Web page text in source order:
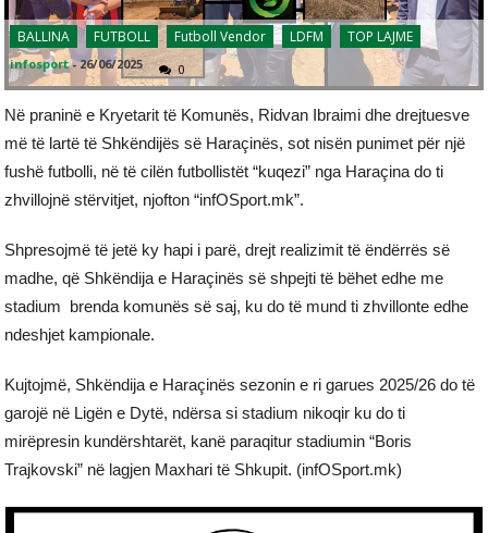
BALLINA FUTBOLL Futboll Vendor LDFM TOP LAJME
infosport -26/06/2025 0
Në praninë e Kryetarit të Komunës, Ridvan Ibraimi dhe drejtuesve
më të lartë të Shkëndijës së Haraçinës, sot nisën punimet për një
fushë futbolli, në të cilën futbollistët “kuqezi” nga Haraçina do ti
zhvillojnë stërvitjet, njofton “infOSport.mk”.
Shpresojmë të jetë ky hapi i parë, drejt realizimit të ëndërrës së
madhe, që Shkëndija e Haraçinës së shpejti të bëhet edhe me
stadium brenda komunës së saj, ku do të mund ti zhvillonte edhe
ndeshjet kampionale.
Kujtojmë, Shkëndija e Haraçinës sezonin e ri garues 2025/26 do të
garojë në Ligën e Dytë, ndërsa si stadium nikoqir ku do ti
mirëpresin kundërshtarët, kanë paraqitur stadiumin “Boris
Trajkovski” në lagjen Maxhari të Shkupit. (infOSport.mk)